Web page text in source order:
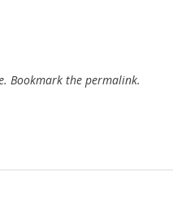
. Bookmark the permalink.